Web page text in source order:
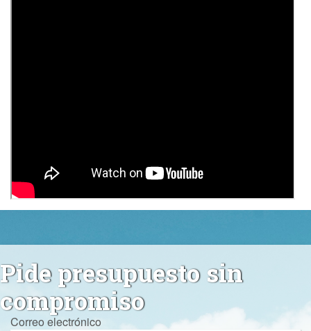
Pide presupuesto sin
compromiso
Correo electrónico